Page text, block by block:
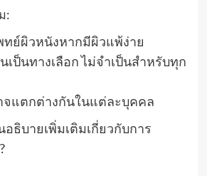
:
ย์ผิวหนังหากมีผิวแพ้ง่าย
เป็นทางเลือก ไม่จำเป็นสำหรับทุก
จแตกต่างกันในแต่ละบุคคล
ธิบายเพิ่มเติมเกี่ยวกับการ